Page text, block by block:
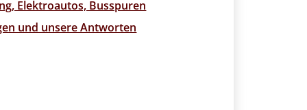
Elektroautos, Busspuren
und unsere Antworten